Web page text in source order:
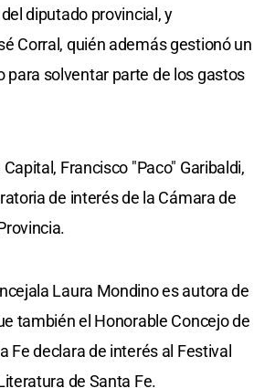
diputado provincial, y
Corral, quién además gestionó un
para solventar parte de los gastos
Francisco "Paco" Garibaldi,
de interés de la Cámara de
Laura Mondino es autora de
también el Honorable Concejo de
Fe declara de interés al Festival
de Santa Fe.